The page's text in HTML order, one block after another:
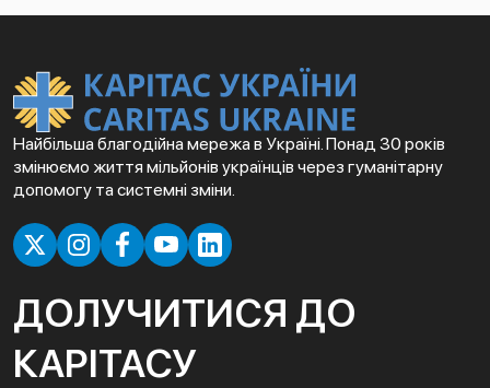
Найбільша благодійна мережа в Україні. Понад 30 років
змінюємо життя мільйонів українців через гуманітарну
допомогу та системні зміни.
ДОЛУЧИТИСЯ ДО
КАРІТАСУ